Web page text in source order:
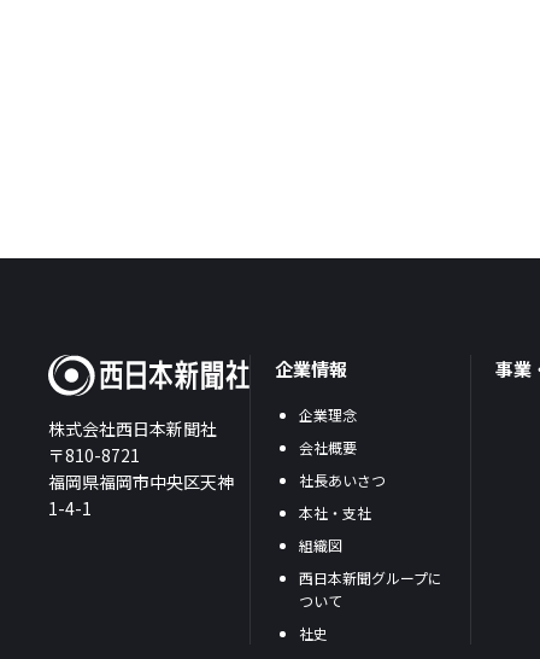
株式会社西日本新聞社
〒810-8721
福岡県福岡市中央区天神
1-4-1
企業情報
企業理念
会社概要
社長あいさつ
本社・支社
組織図
西日本新聞グループに
ついて
社史
事業